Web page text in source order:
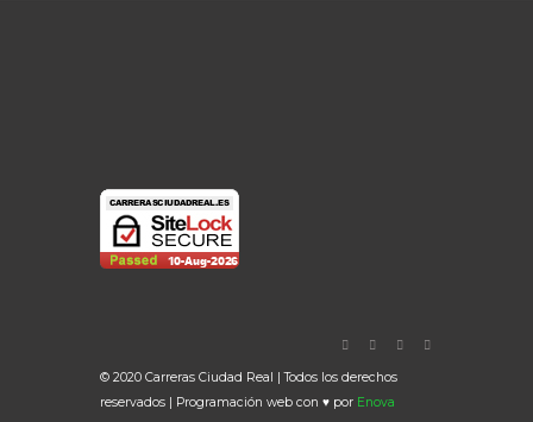
© 2020 Carreras Ciudad Real | Todos los derechos
reservados | Programación web con ♥ por Enova